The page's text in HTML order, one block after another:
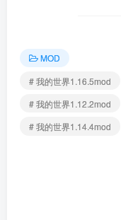
MOD
# 我的世界1.16.5mod
# 我的世界1.12.2mod
# 我的世界1.14.4mod